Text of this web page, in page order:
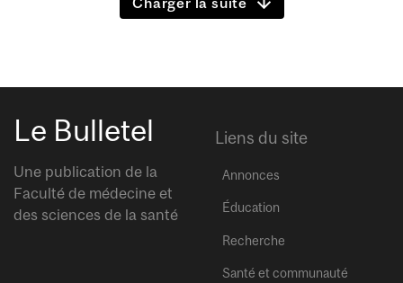
Le Bulletel
Une publication de la
Faculté de médecine et
des sciences de la santé
Liens du site
Annonces
Éducation
Recherche
Santé et communauté